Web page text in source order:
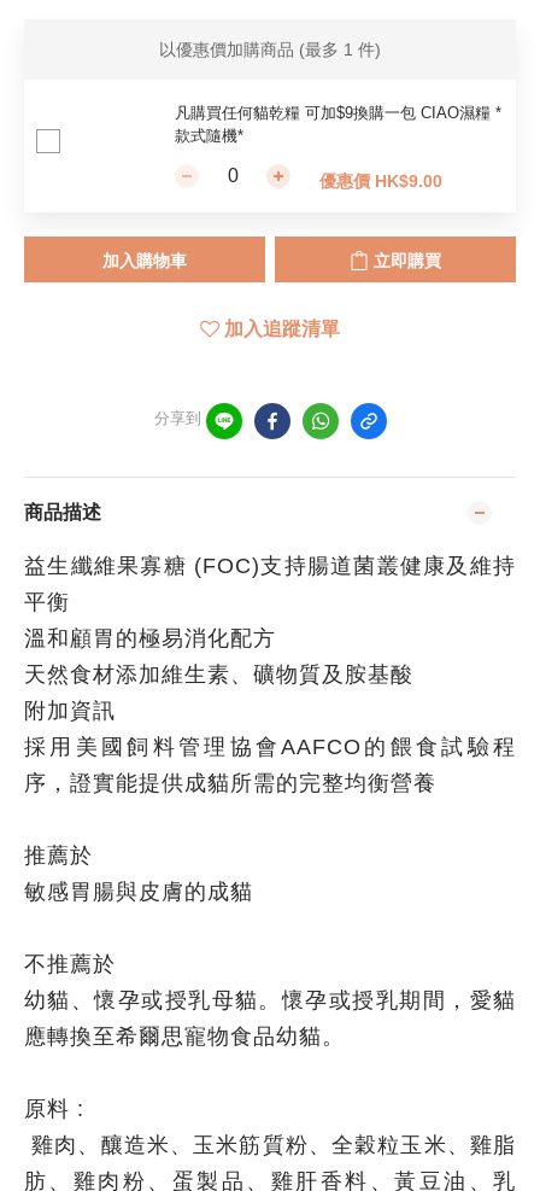
以優惠價加購商品 (最多 1 件)
凡購買任何貓乾糧 可加$9換購一包 CIAO濕糧 *
款式隨機*
優惠價 HK$9.00
加入購物車 立即購買
加入追蹤清單
分享到
商品描述
益生纖維果寡糖 (FOC)支持腸道菌叢健康及維持
平衡
溫和顧胃的極易消化配方
天然食材添加維生素、礦物質及胺基酸
附加資訊
採用美國飼料管理協會AAFCO的餵食試驗程
序，證實能提供成貓所需的完整均衡營養
推薦於
敏感胃腸與皮膚的成貓
不推薦於
幼貓、懷孕或授乳母貓。懷孕或授乳期間，愛貓
應轉換至希爾思寵物食品幼貓。
原料 :
雞肉、釀造米、玉米筋質粉、全穀粒玉米、雞脂
肪、雞肉粉、蛋製品、雞肝香料、黃豆油、乳